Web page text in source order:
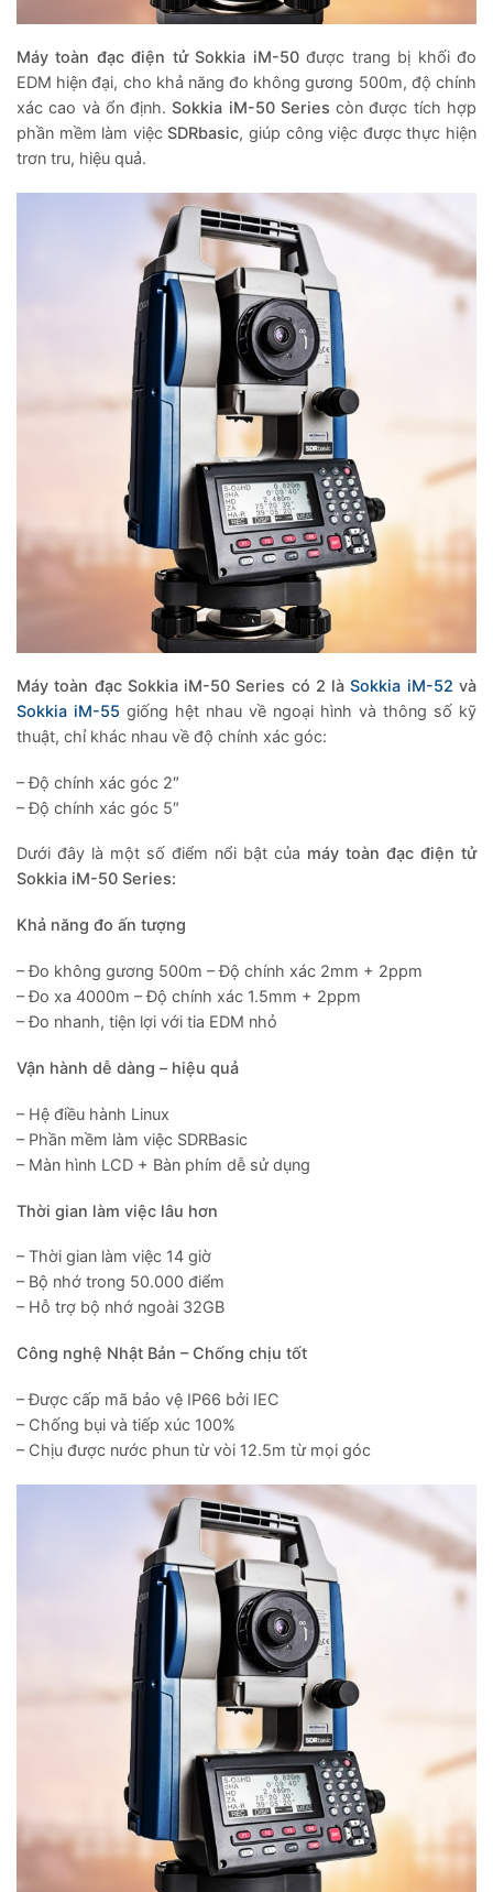
Máy toàn đạc điện tử Sokkia iM-50được trang bị khối đo
EDM hiện đại, cho khả năng đo không gương 500m, độ chính
xác cao và ổn định.Sokkia iM-50 Series còn được tích hợp
phần mềm làm việcSDRbasic, giúp công việc được thực hiện
trơn tru, hiệu quả.
Máy toàn đạc Sokkia iM-50 Series có 2 làSokkia iM-52 và
Sokkia iM-55 giống hệt nhau về ngoại hình và thông số kỹ
thuật, chỉ khác nhau về độ chính xác góc:
– Độ chính xác góc 2″
– Độ chính xác góc 5″
Dưới đây là một số điểm nổi bật của máy toàn đạc điện tử
Sokkia iM-50 Series:
Khả năng đo ấn tượng
– Đo không gương 500m – Độ chính xác 2mm + 2ppm
– Đo xa 4000m – Độ chính xác 1.5mm + 2ppm
– Đo nhanh, tiện lợi với tia EDM nhỏ
Vận hành dễ dàng – hiệu quả
– Hệ điều hành Linux
– Phần mềm làm việc SDRBasic
– Màn hình LCD + Bàn phím dễ sử dụng
Thời gian làm việc lâu hơn
– Thời gian làm việc 14 giờ
– Bộ nhớ trong 50.000 điểm
– Hỗ trợ bộ nhớ ngoài 32GB
Công nghệ Nhật Bản – Chống chịu tốt
– Được cấp mã bảo vệ IP66 bởi IEC
– Chống bụi và tiếp xúc 100%
– Chịu được nước phun từ vòi 12.5m từ mọi góc